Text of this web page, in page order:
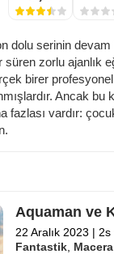
dolu serinin
süren zorlu ajanlık
birer
Ancak bu
fazlası vardır:
Aquaman ve
22 Aralık 2023 | 2s
Fantastik Macera